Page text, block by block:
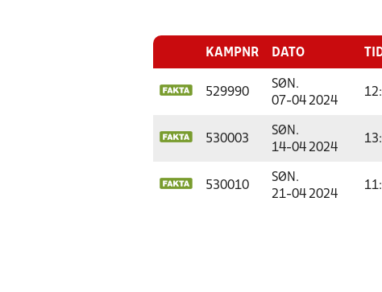
KAMPNR DATO
529990
SØN.
07-04 2024
530003
SØN.
14-04 2024
530010
SØN.
21-04 2024